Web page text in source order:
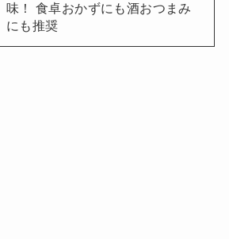
味！ 食卓おかずにも酒おつまみ
にも推奨